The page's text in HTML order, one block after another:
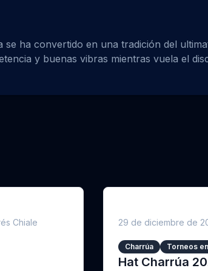
se ha convertido en una tradición del
y buenas vibras mientras vuela el
Chiale 29 de diciembre de
Charrúa Torneos
Hat Charrúa